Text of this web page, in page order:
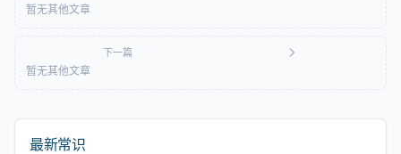
暂无其他文章
下一篇
暂无其他文章
最新常识